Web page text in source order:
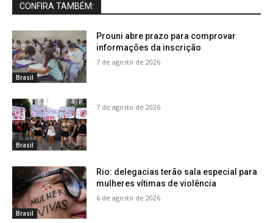
CONFIRA TAMBÉM:
Brasil
Prouni abre prazo para comprovar
informações da inscrição
7 de agosto de 2026
Brasil
7 de agosto de 2026
Brasil
Rio: delegacias terão sala especial para
mulheres vítimas de violência
6 de agosto de 2026